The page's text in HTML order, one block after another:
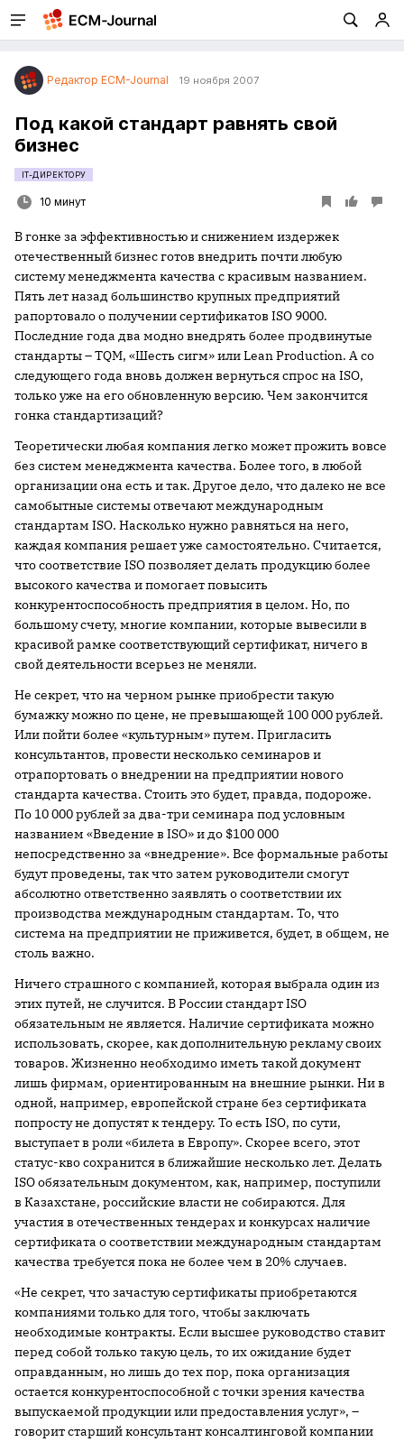
Редактор ECM-Journal 19 ноября 2007
Под какой стандарт равнять свой
бизнес
IT-ДИРЕКТОРУ
10 минут
В гонке за эффективностью и снижением издержек
отечественный бизнес готов внедрить почти любую
систему менеджмента качества с красивым названием.
Пять лет назад большинство крупных предприятий
рапортовало о получении сертификатов ISO 9000.
Последние года два модно внедрять более продвинутые
стандарты – TQM, «Шесть сигм» или Lean Production. А со
следующего года вновь должен вернуться спрос на ISO,
только уже на его обновленную версию. Чем закончится
гонка стандартизаций?
Теоретически любая компания легко может прожить вовсе
без систем менеджмента качества. Более того, в любой
организации она есть и так. Другое дело, что далеко не все
самобытные системы отвечают международным
стандартам ISO. Насколько нужно равняться на него,
каждая компания решает уже самостоятельно. Считается,
что соответствие ISO позволяет делать продукцию более
высокого качества и помогает повысить
конкурентоспособность предприятия в целом. Но, по
большому счету, многие компании, которые вывесили в
красивой рамке соответствующий сертификат, ничего в
свой деятельности всерьез не меняли.
Не секрет, что на черном рынке приобрести такую
бумажку можно по цене, не превышающей 100 000 рублей.
Или пойти более «культурным» путем. Пригласить
консультантов, провести несколько семинаров и
отрапортовать о внедрении на предприятии нового
стандарта качества. Стоить это будет, правда, подороже.
По 10 000 рублей за два-три семинара под условным
названием «Введение в ISO» и до $100 000
непосредственно за «внедрение». Все формальные работы
будут проведены, так что затем руководители смогут
абсолютно ответственно заявлять о соответствии их
производства международным стандартам. То, что
система на предприятии не приживется, будет, в общем, не
столь важно.
Ничего страшного с компанией, которая выбрала один из
этих путей, не случится. В России стандарт ISO
обязательным не является. Наличие сертификата можно
использовать, скорее, как дополнительную рекламу своих
товаров. Жизненно необходимо иметь такой документ
лишь фирмам, ориентированным на внешние рынки. Ни в
одной, например, европейской стране без сертификата
попросту не допустят к тендеру. То есть ISO, по сути,
выступает в роли «билета в Европу». Скорее всего, этот
статус-кво сохранится в ближайшие несколько лет. Делать
ISO обязательным документом, как, например, поступили
в Казахстане, российские власти не собираются. Для
участия в отечественных тендерах и конкурсах наличие
сертификата о соответствии международным стандартам
качества требуется пока не более чем в 20% случаев.
«Не секрет, что зачастую сертификаты приобретаются
компаниями только для того, чтобы заключать
необходимые контракты. Если высшее руководство ставит
перед собой только такую цель, то их ожидание будет
оправданным, но лишь до тех пор, пока организация
остается конкурентоспособной с точки зрения качества
выпускаемой продукции или предоставления услуг», –
говорит старший консультант консалтинговой компании